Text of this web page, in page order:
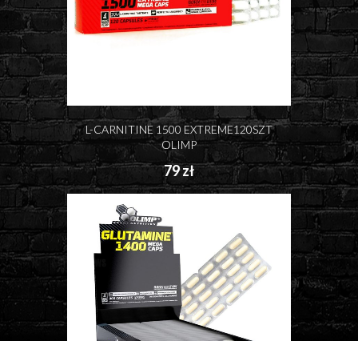
L-CARNITINE 1500 EXTREME120SZT
OLIMP
79 zł